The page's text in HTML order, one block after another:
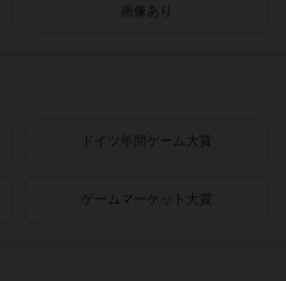
画像あり
ドイツ年間ゲーム大賞
ゲームマーケット大賞